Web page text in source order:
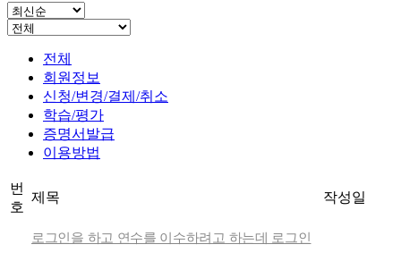
전체
회원정보
신청/변경/결제/취소
학습/평가
증명서발급
이용방법
번
호
제목 작성일
로그인을 하고 연수를 이수하려고 하는데 로그인